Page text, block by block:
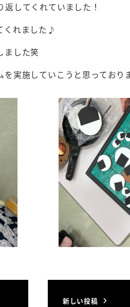
してくれていました！
くれました♪
ました笑
実施していこうと思っており
新しい投稿